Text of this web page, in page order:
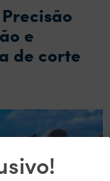
e
de corte